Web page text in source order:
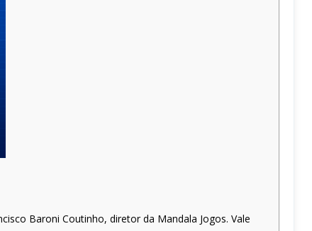
Baroni Coutinho, diretor da Mandala Jogos. Vale